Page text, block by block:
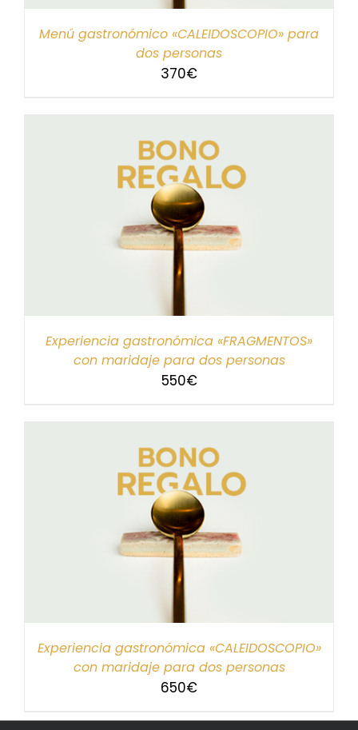
Menú gastronómico «CALEIDOSCOPIO» para
dos personas
370€
Experiencia gastronómica «FRAGMENTOS»
con maridaje para dos personas
550€
Experiencia gastronómica «CALEIDOSCOPIO»
con maridaje para dos personas
650€